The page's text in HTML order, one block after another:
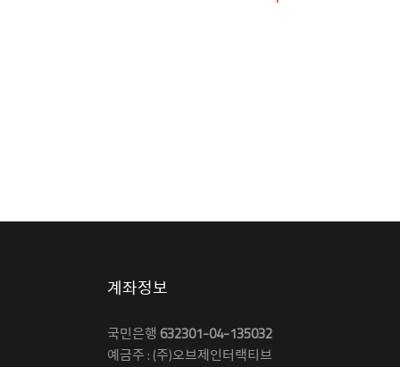
계좌정보
국민은행 632301-04-135032
예금주 : (주)오브제인터랙티브